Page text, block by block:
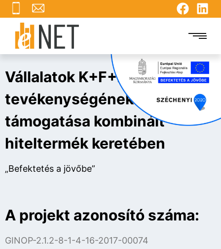
Vállalatok K+F+I
tevékenységének
támogatása kombinált
hiteltermék keretében
„Befektetés a jövőbe”
A projekt azonosító száma:
GINOP-2.1.2-8-1-4-16-2017-00074